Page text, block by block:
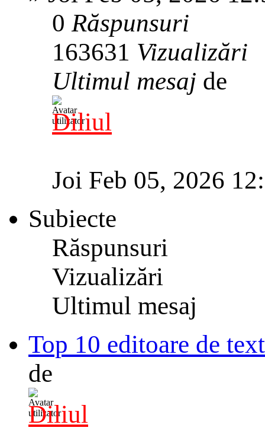
0Răspunsuri
163631 Vizualizări
Ultimul mesaj de
Diliul
Joi Feb 05, 2026
Subiecte
Răspunsuri
Vizualizări
Ultimul mesaj
Top 10 editoare de
de
Diliul